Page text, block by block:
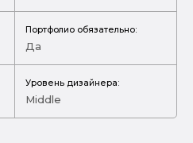
Портфолио обязательно:
Да
Уровень дизайнера:
Middle